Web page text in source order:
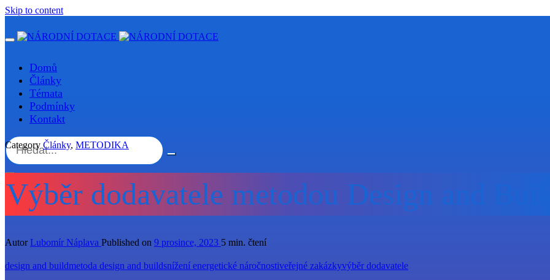
Skip to content
Domů
Články
Témata
Podmínky
Kontakt
Category Články, METODIKA
Výběr dodavatele metodou Design and
Autor Lubomír Náplava Published on 9 prosince, 2023 5 min. čtení
design and buildmetoda design and buildsnížení energetické náročnostiveřejné zakázkyvýběr dodavatele